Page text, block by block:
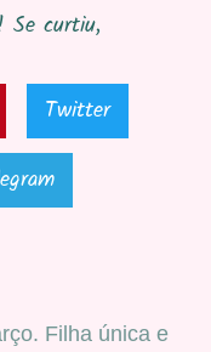
Se curtiu,
Twitter
Filha única e